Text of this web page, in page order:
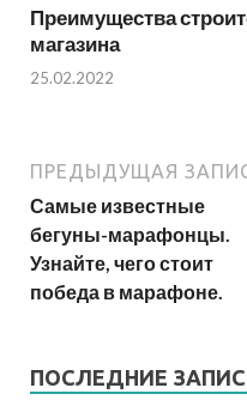
Преимущества
магазина
25.02.2022
ПРЕДЫДУЩАЯ
Самые известные
бегуны-марафонцы.
Узнайте, чего стоит
победа в марафоне.
ПОСЛЕДНИЕ